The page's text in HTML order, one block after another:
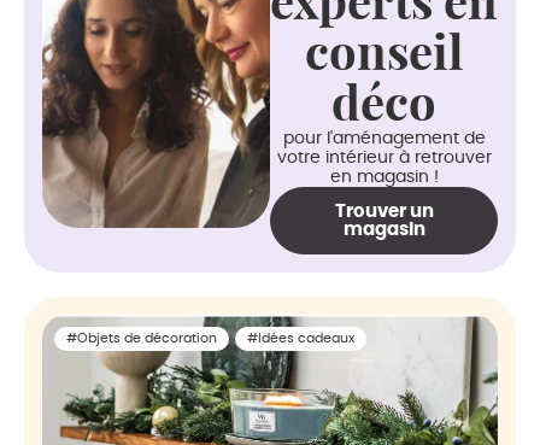
conseil
déco
pour l'aménagement de
votre intérieur à retrouver
en magasin !
Trouver un
magasin
#Objets de décoration #Idées cadeaux